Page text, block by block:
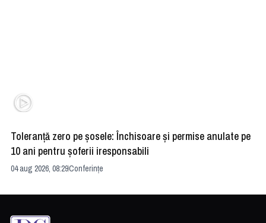
Toleranță zero pe șosele: Închisoare și permise anulate pe
10 ani pentru șoferii iresponsabili
04 aug 2026, 08:29Conferințe